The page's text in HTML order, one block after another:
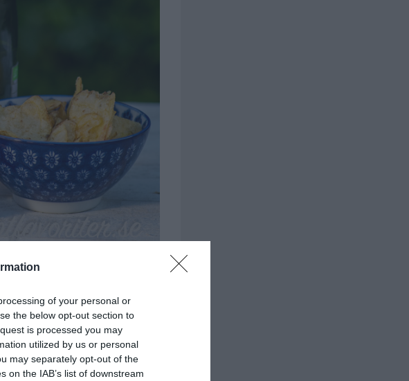
of your personal or
the below opt-out section to
is processed you may
utilized by us or personal
may separately opt-out of the
on the IAB’s list of downstream